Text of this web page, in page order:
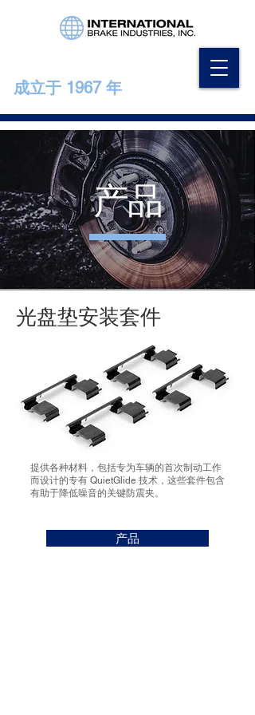
成立于 1967 年
产品
光盘垫安装套件
提供各种材料，包括专为车辆的首次制动工作
而设计的专有 QuietGlide 技术，这些套件包含
有助于降低噪音的关键防震夹。
产品